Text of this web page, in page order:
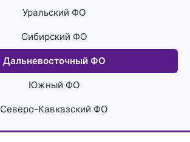
Уральский ФО
Сибирский ФО
Дальневосточный ФО
Южный ФО
Северо-Кавказский ФО